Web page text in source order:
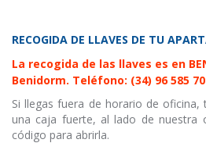
RECOGIDA DE LLAVES DE TU
La recogida de las llaves es en
Benidorm. Teléfono: (34) 96 585
Si llegas fuera de horario de
una caja fuerte, al lado de nuestra
código para abrirla.